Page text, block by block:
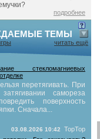
подробнее
ТЕМЫ
читать ещё
стекломагниевых
перетягивать. При
самореза
поверхность
Сначала...
03.08.2026 10:42
TopTop